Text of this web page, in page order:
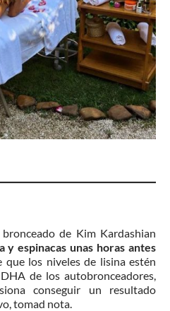
de Kim Kardashian
y espinacas unas horas antes
que los niveles de lisina estén
de los autobronceadores,
conseguir un resultado
tomad nota.